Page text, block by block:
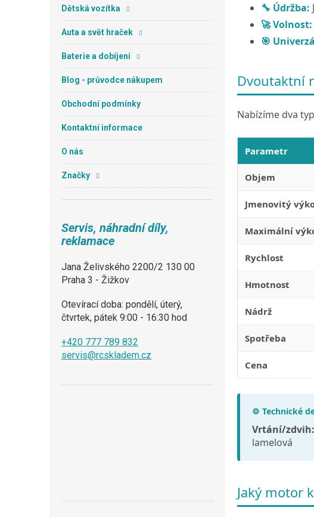
Dětská vozítka
Auta a svět hraček
Baterie a dobíjení
Blog - průvodce nákupem
Obchodní podmínky
Kontaktní informace
O nás
Značky
Servis, náhradní díly,
reklamace
Jana Želivského 2200/2 130 00
Praha 3 - Žižkov
Otevírací doba: pondělí, úterý,
čtvrtek, pátek 9:00 - 16:30 hod
+420 777 789 832
servis@rcskladem.cz
🔧 Údržba:
🚀 Volnost:
🎯
Dvoutaktní
Nabízíme dva
Parametr
Objem
Jmenovitý
Maximální
Rychlost
Hmotnost
Nádrž
Spotřeba
Cena
⚙️ Technické
Vrtání/zdvih:
lamelová
Jaký motor